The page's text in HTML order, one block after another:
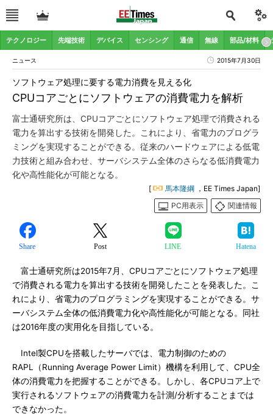
テクノロジー 先端技術 デバイス センシング 通信 無線 部品/材料
ニュース 2015年7月30日
CPUコアごとにソフトウェアの消費電力を解析
ソフトウェア処理に要する電力消費を見える化
富士通研究所は、CPUコアごとにソフトウェア処理で消費される
電力を算出する技術を開発した。これにより、省電力のプログラ
ミングを実現することができる。従来のハードウェアによる低電
力技術と組み合わせ、サーバシステム全体のさらなる低消費電力
化や高性能化が可能となる。
[ 馬本隆綱 ，EE Times Japan]
PC用表示
関連情報
Share Post LINE Hatena
富士通研究所は2015年7月、CPUコアごとにソフトウェア処理
で消費される電力を算出する技術を開発したことを発表した。こ
れにより、省電力のプログラミングを実現することができる。サ
ーバシステム全体の低消費電力化や高性能化が可能となる。同社
は2016年度の実用化を目指している。
Intel製CPUを搭載したサーバでは、電力制御のための
RAPL（Running Average Power Limit）機構を利用して、CPU全
体の消費電力を把握することができる。しかし、各CPUコア上で
実行されるソフトウェアの消費電力を計測/分析することまでは
できなかった。